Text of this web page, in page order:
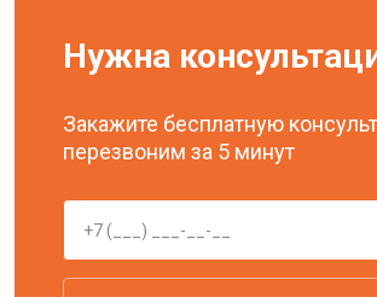
Нужна
Закажите бесплатную
перезвоним за 5 минут